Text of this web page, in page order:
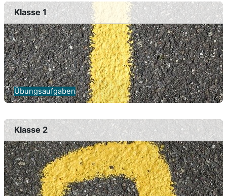
Klasse 1
Übungsaufgaben
Klasse 2